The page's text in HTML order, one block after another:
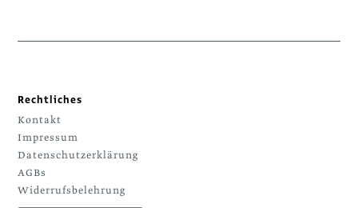
Rechtliches
Kontakt
Impressum
Datenschutzerklärung
AGBs
Widerrufsbelehrung